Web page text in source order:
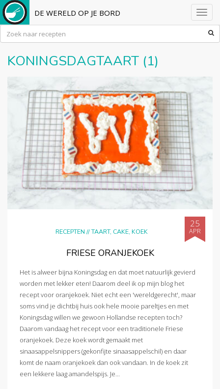
DE WERELD OP JE BORD
KONINGSDAGTAART (1)
RECEPTEN //TAART, CAKE, KOEK
25
APR
FRIESE ORANJEKOEK
Het is alweer bijna Koningsdag en dat moet natuurlijk gevierd
worden met lekker eten! Daarom deel ik op mijn blog het
recept voor oranjekoek. Niet echt een 'wereldgerecht', maar
soms vind je dichtbij huis ook hele mooie pareltjes en met
Koningsdag willen we gewoon Hollandse recepten toch?
Daarom vandaag het recept voor een traditionele Friese
oranjekoek. Deze koek wordt gemaakt met
sinaasappelsnippers (gekonfijte sinaasappelschil) en daar
komt de naam oranjekoek dan ook vandaan. In de koek zit
een lekkere laag amandelspijs. Je...